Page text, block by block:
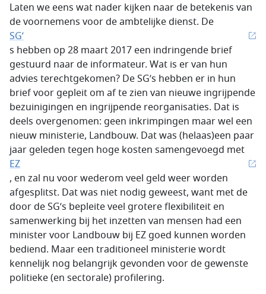
Laten we eens wat nader kijken naar de betekenis van
de voornemens voor de ambtelijke dienst. De
SG’
s hebben op 28 maart 2017 een indringende brief
gestuurd naar de informateur. Wat is er van hun
advies terechtgekomen? De SG’s hebben er in hun
brief voor gepleit om af te zien van nieuwe ingrijpende
bezuinigingen en ingrijpende reorganisaties. Dat is
deels overgenomen: geen inkrimpingen maar wel een
nieuw ministerie, Landbouw. Dat was (helaas)een paar
jaar geleden tegen hoge kosten samengevoegd met
EZ
, en zal nu voor wederom veel geld weer worden
afgesplitst. Dat was niet nodig geweest, want met de
door de SG’s bepleite veel grotere flexibiliteit en
samenwerking bij het inzetten van mensen had een
minister voor Landbouw bij EZ goed kunnen worden
bediend. Maar een traditioneel ministerie wordt
kennelijk nog belangrijk gevonden voor de gewenste
politieke (en sectorale) profilering.